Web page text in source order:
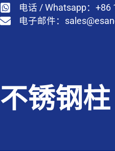
电话 / Whatsapp：+86
电子邮件：
不锈钢柱